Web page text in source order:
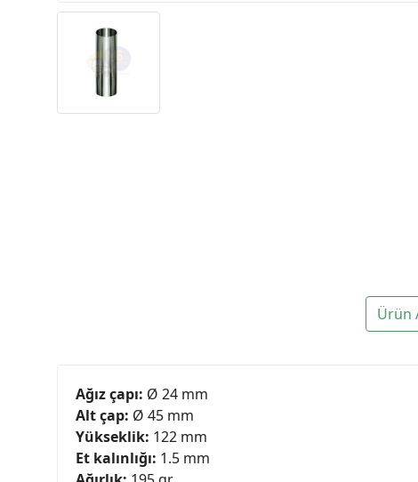
Ürün
Ağız çapı: Ø 24 mm
Alt çap: Ø 45 mm
Yükseklik: 122 mm
Et kalınlığı: 1.5 mm